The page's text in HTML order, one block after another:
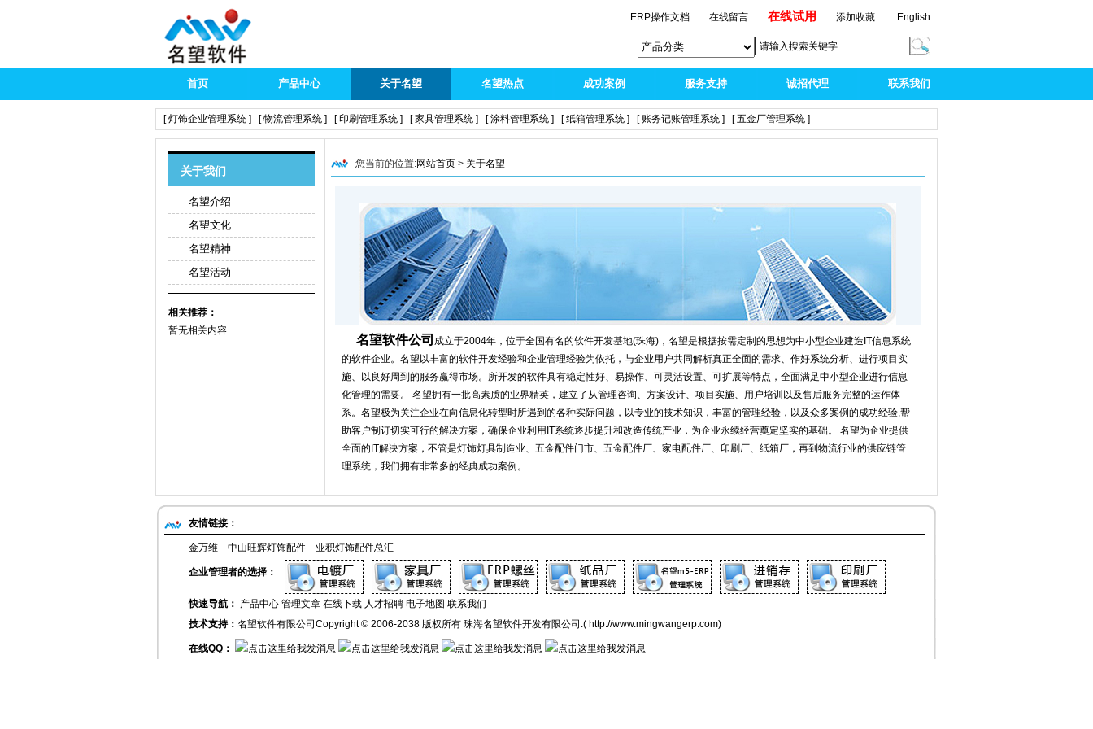
ERP操作文档 在线留言 在线试用 添加收藏 English
首页 产品中心 关于名望 名望热点 成功案例 服务支持 诚招代理 联系我们
[ 灯饰企业管理系统 ] [ 物流管理系统 ] [ 印刷管理系统 ] [ 家具管理系统 ] [ 涂料管理系统 ] [ 纸箱管理系统 ] [ 账务记账管理系统 ] [ 五金厂管理系统 ]
关于我们
名望介绍
名望文化
名望精神
名望活动
相关推荐：
暂无相关内容
您当前的位置:网站首页 > 关于名望
名望软件公司 成立于2004年，位于全国有名的软件开发基地(珠海)，名望是根据按需定制的思想为中小型企业建造IT信息系统
的软件企业。名望以丰富的软件开发经验和企业管理经验为依托，与企业用户共同解析真正全面的需求、作好系统分析、进行项目实
施、以良好周到的服务赢得市场。所开发的软件具有稳定性好、易操作、可灵活设置、可扩展等特点，全面满足中小型企业进行信息
化管理的需要。 名望拥有一批高素质的业界精英，建立了从管理咨询、方案设计、项目实施、用户培训以及售后服务完整的运作体
系。名望极为关注企业在向信息化转型时所遇到的各种实际问题，以专业的技术知识，丰富的管理经验，以及众多案例的成功经验,帮
助客户制订切实可行的解决方案，确保企业利用IT系统逐步提升和改造传统产业，为企业永续经营奠定坚实的基础。 名望为企业提供
全面的IT解决方案，不管是灯饰灯具制造业、五金配件门市、五金配件厂、家电配件厂、印刷厂、纸箱厂，再到物流行业的供应链管
理系统，我们拥有非常多的经典成功案例。
友情链接：
金万维 中山旺辉灯饰配件 业积灯饰配件总汇
企业管理者的选择：
快速导航： 产品中心 管理文章 在线下载 人才招聘 电子地图 联系我们
技术支持： 名望软件有限公司 Copyright © 2006-2038 版权所有 珠海名望软件开发有限公司:( http://www.mingwangerp.com)
在线QQ：